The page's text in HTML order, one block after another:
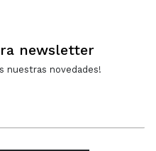
newsletter
nuestras novedades!